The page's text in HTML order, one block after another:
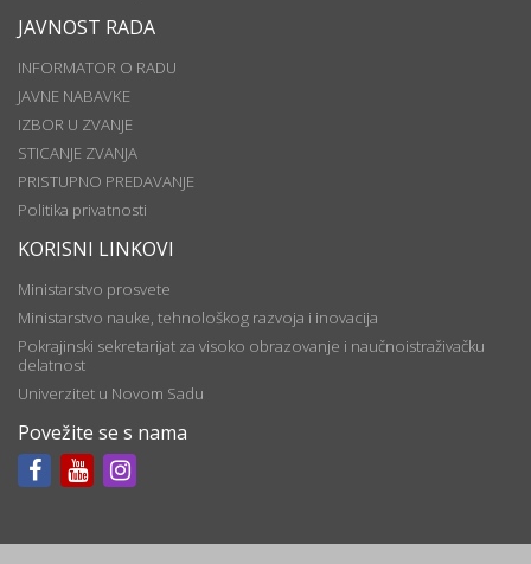
JAVNOST RADA
INFORMATOR O RADU
JAVNE NABAVKE
IZBOR U ZVANJE
STICANJE ZVANJA
PRISTUPNO PREDAVANJE
Politika privatnosti
KORISNI LINKOVI
Ministarstvo prosvete
Ministarstvo nauke, tehnološkog razvoja i inovacija
Pokrajinski sekretarijat za visoko obrazovanje i naučnoistraživačku
delatnost
Univerzitet u Novom Sadu
Povežite se s nama